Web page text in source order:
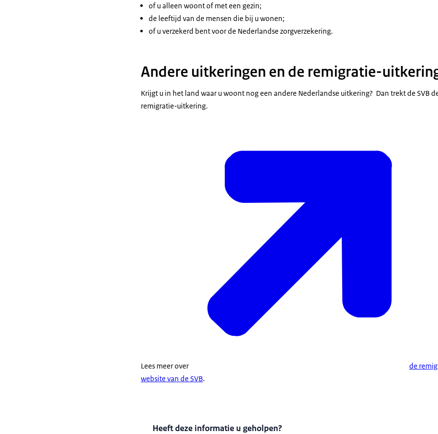
of u alleen woont of met een gezin;
de leeftijd van de mensen die bij u wonen;
of u verzekerd bent voor de Nederlandse zorgverzekering.
Andere uitkeringen en de remigratie-
Krijgt u in het land waar u woont nog een andere Nederlandse uitkering? Dan trekt de SVB
remigratie-uitkering.
Lees meer over
de
website van de SVB.
Heeft deze informatie u geholpen?